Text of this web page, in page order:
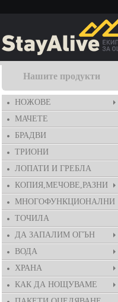
Нашите продукти
НОЖОВЕ
МАЧЕТЕ
БРАДВИ
ТРИОНИ
ЛОПАТИ И ГРЕБЛА
КОПИЯ,МЕЧОВЕ,РАЗНИ
МНОГОФУНКЦИОНАЛНИ
ТОЧИЛА
ДА ЗАПАЛИМ ОГЪН
ВОДА
ХРАНА
КАК ДА НОЩУВАМЕ